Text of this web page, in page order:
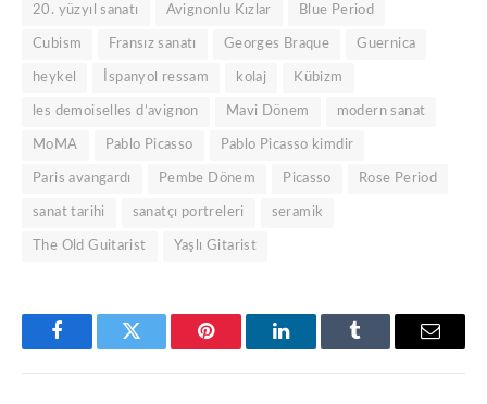
20. yüzyıl sanatı Avignonlu Kızlar Blue Period
Cubism Fransız sanatı Georges Braque Guernica
heykel İspanyol ressam kolaj Kübizm
les demoiselles d’avignon Mavi Dönem modern sanat
MoMA Pablo Picasso Pablo Picasso kimdir
Paris avangardı Pembe Dönem Picasso Rose Period
sanat tarihi sanatçı portreleri seramik
The Old Guitarist Yaşlı Gitarist
FacebookTwitter Pinterest LinkedInTumblr Email